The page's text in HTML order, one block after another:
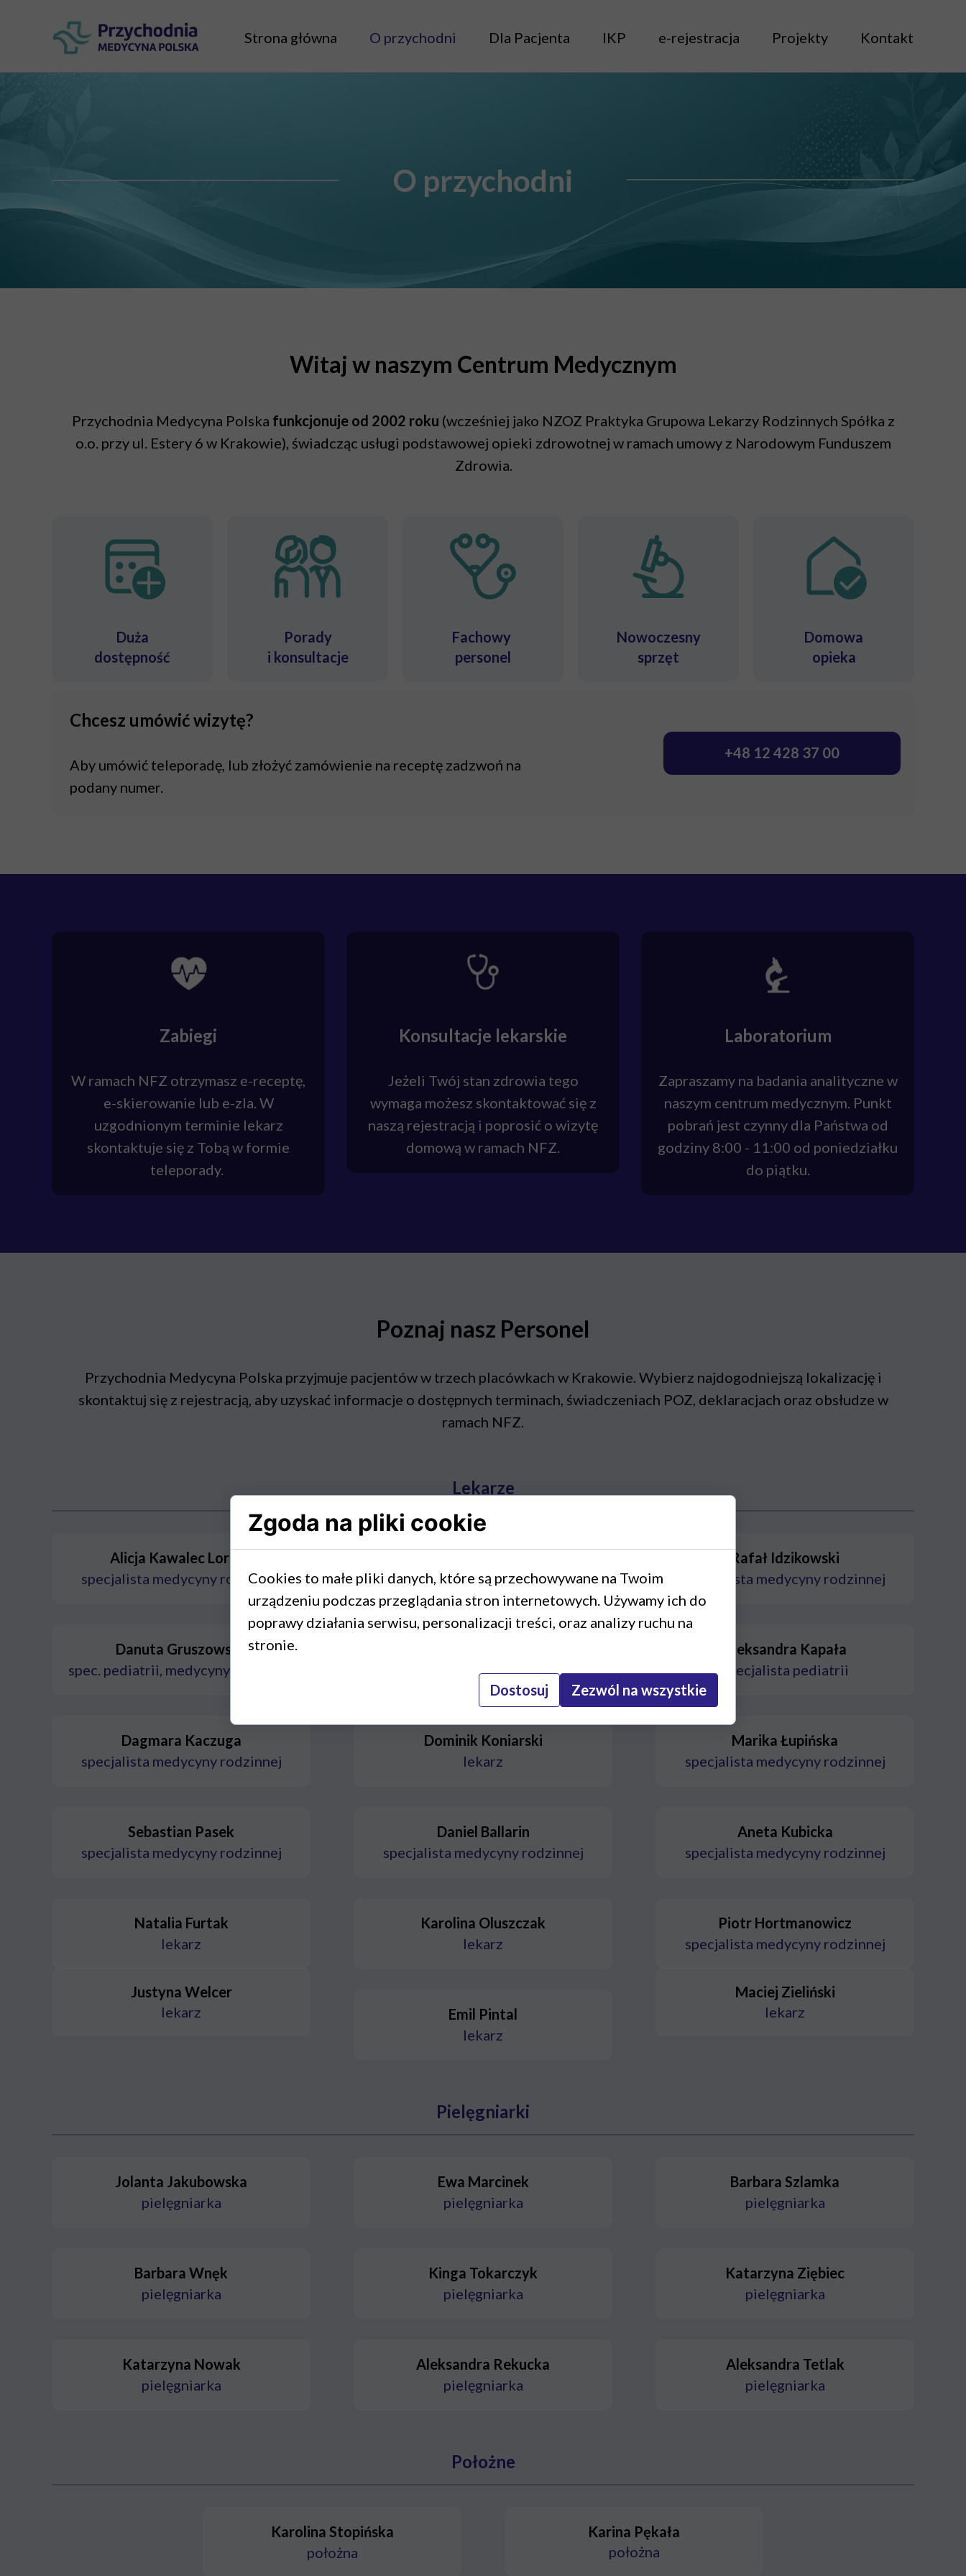
Strona główna O przychodni Dla Pacjenta IKP e-rejestracja Projekty Kontakt
O przychodni
+48 12 428 37 00
Chcesz umówić wizytę?
Aby umówić teleporadę, lub złożyć zamówienie na receptę zadzwoń na
podany numer.
Domowa
opieka
Nowoczesny
sprzęt
Fachowy
personel
Porady
i konsultacje
Duża
dostępność
Witaj w naszym Centrum Medycznym
Przychodnia Medycyna Polska funkcjonuje od 2002 roku (wcześniej jako NZOZ Praktyka Grupowa Lekarzy Rodzinnych Spółka z
o.o. przy ul. Estery 6 w Krakowie), świadcząc usługi podstawowej opieki zdrowotnej w ramach umowy z Narodowym Funduszem
Zdrowia.
Laboratorium
Zapraszamy na badania analityczne w
naszym centrum medycznym. Punkt
pobrań jest czynny dla Państwa od
godziny 8:00 - 11:00 od poniedziałku
do piątku.
Konsultacje lekarskie
Jeżeli Twój stan zdrowia tego
wymaga możesz skontaktować się z
naszą rejestracją i poprosić o wizytę
domową w ramach NFZ.
Zabiegi
W ramach NFZ otrzymasz e-receptę,
e-skierowanie lub e-zla. W
uzgodnionym terminie lekarz
skontaktuje się z Tobą w formie
teleporady.
Justyna Welcer
lekarz
Maciej Zieliński
lekarz
Położne
Karina Pękała
położna
Karolina Stopińska
położna
Pielęgniarki
Aleksandra Tetlak
pielęgniarka
Aleksandra Rekucka
pielęgniarka
Katarzyna Nowak
pielęgniarka
Katarzyna Ziębiec
pielęgniarka
Kinga Tokarczyk
pielęgniarka
Barbara Wnęk
pielęgniarka
Barbara Szlamka
pielęgniarka
Ewa Marcinek
pielęgniarka
Jolanta Jakubowska
pielęgniarka
Emil Pintal
lekarz
Piotr Hortmanowicz
specjalista medycyny rodzinnej
Karolina Oluszczak
lekarz
Natalia Furtak
lekarz
Aneta Kubicka
specjalista medycyny rodzinnej
Daniel Ballarin
specjalista medycyny rodzinnej
Sebastian Pasek
specjalista medycyny rodzinnej
Marika Łupińska
specjalista medycyny rodzinnej
Dominik Koniarski
lekarz
Dagmara Kaczuga
specjalista medycyny rodzinnej
Aleksandra Kapała
specjalista pediatrii
spec. ds. chorób wewnętrznych st. II
Danuta Gruszowska
spec. pediatrii, medycyny rodzinnej
Rafał Idzikowski
specjalista medycyny rodzinnej
specjalista ds. chorób
wewnętrznych
Alicja Kawalec Lorenc
specjalista medycyny rodzinnej
Lekarze
Poznaj nasz Personel
Przychodnia Medycyna Polska przyjmuje pacjentów w trzech placówkach w Krakowie. Wybierz najdogodniejszą lokalizację i
skontaktuj się z rejestracją, aby uzyskać informacje o dostępnych terminach, świadczeniach POZ, deklaracjach oraz obsłudze w
ramach NFZ.
Zgoda na pliki cookie
Cookies to małe pliki danych, które są przechowywane na Twoim
urządzeniu podczas przeglądania stron internetowych. Używamy ich do
poprawy działania serwisu, personalizacji treści, oraz analizy ruchu na
stronie.
Dostosuj Zezwól na wszystkie